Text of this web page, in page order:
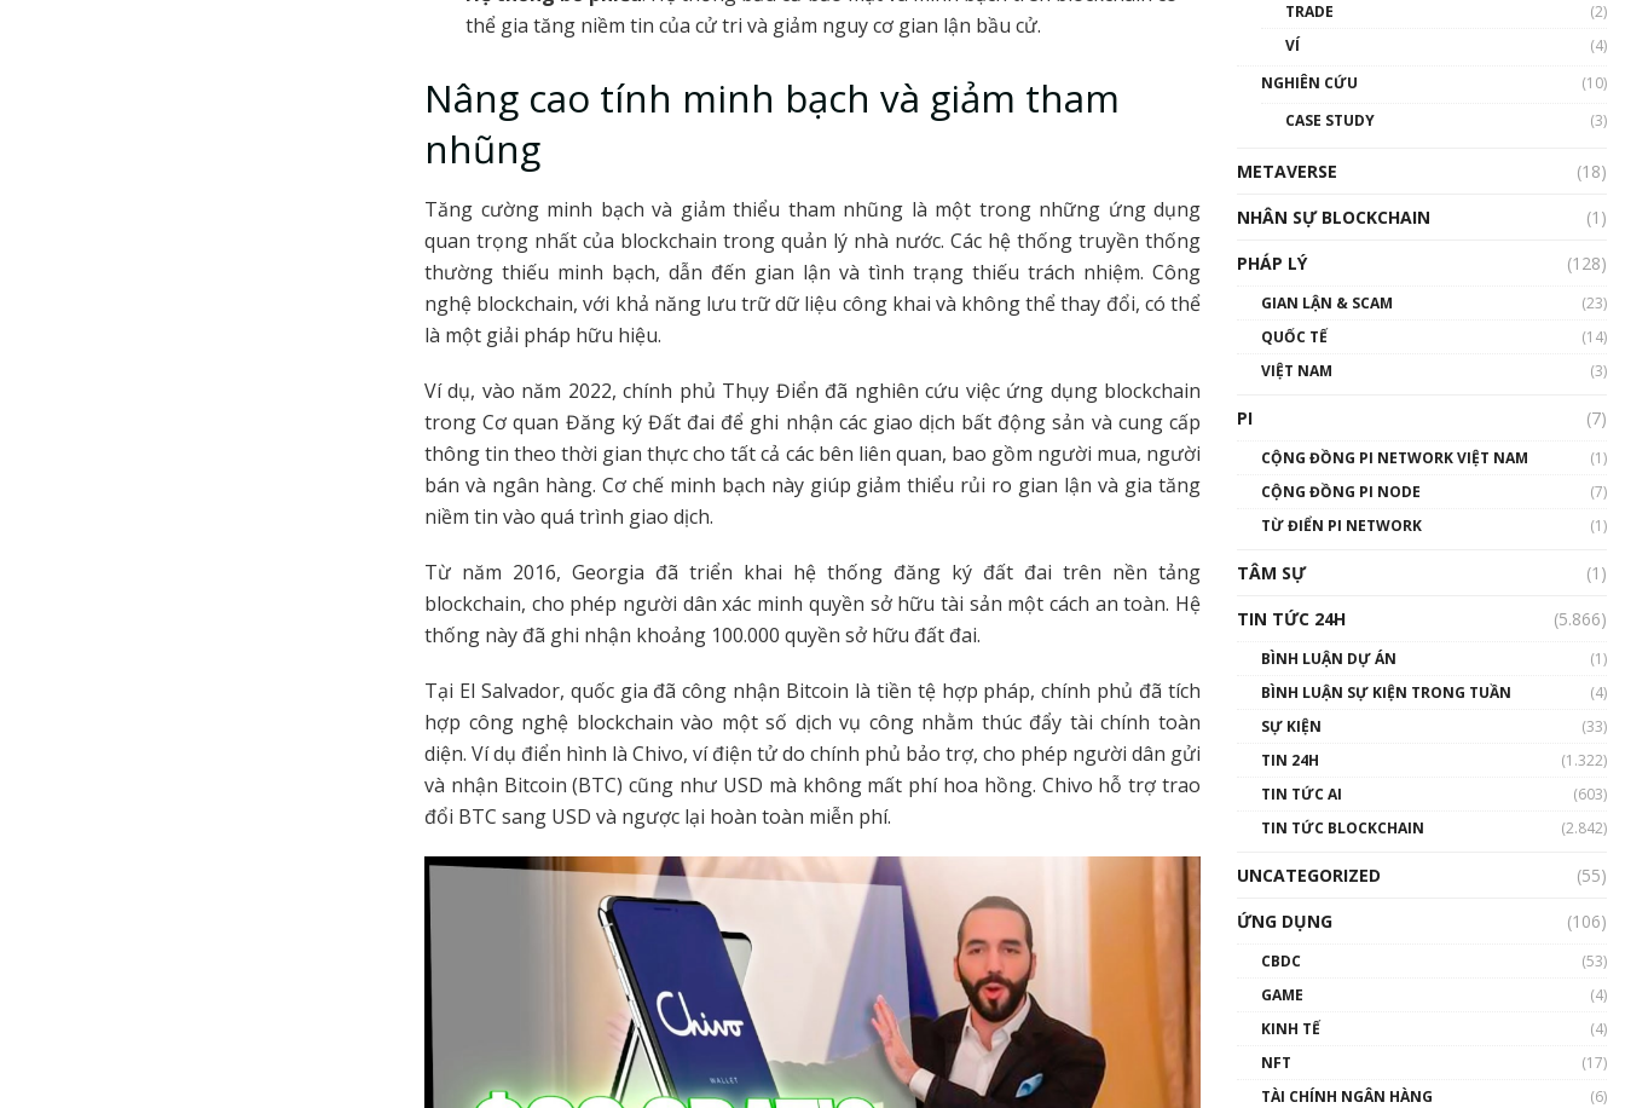
thể gia tăng niềm tin của cử tri và giảm nguy cơ gian lận bầu cử.
Nâng cao tính minh bạch và giảm tham
nhũng
Tăng cường minh bạch và giảm thiểu tham nhũng là một trong những ứng dụng
quan trọng nhất của blockchain trong quản lý nhà nước. Các hệ thống truyền thống
thường thiếu minh bạch, dẫn đến gian lận và tình trạng thiếu trách nhiệm. Công
nghệ blockchain, với khả năng lưu trữ dữ liệu công khai và không thể thay đổi, có thể
là một giải pháp hữu hiệu.
Ví dụ, vào năm 2022, chính phủ Thụy Điển đã nghiên cứu việc ứng dụng blockchain
trong Cơ quan Đăng ký Đất đai để ghi nhận các giao dịch bất động sản và cung cấp
thông tin theo thời gian thực cho tất cả các bên liên quan, bao gồm người mua, người
bán và ngân hàng. Cơ chế minh bạch này giúp giảm thiểu rủi ro gian lận và gia tăng
niềm tin vào quá trình giao dịch.
Từ năm 2016, Georgia đã triển khai hệ thống đăng ký đất đai trên nền tảng
blockchain, cho phép người dân xác minh quyền sở hữu tài sản một cách an toàn. Hệ
thống này đã ghi nhận khoảng 100.000 quyền sở hữu đất đai.
Tại El Salvador, quốc gia đã công nhận Bitcoin là tiền tệ hợp pháp, chính phủ đã tích
hợp công nghệ blockchain vào một số dịch vụ công nhằm thúc đẩy tài chính toàn
diện. Ví dụ điển hình là Chivo, ví điện tử do chính phủ bảo trợ, cho phép người dân gửi
và nhận Bitcoin (BTC) cũng như USD mà không mất phí hoa hồng. Chivo hỗ trợ trao
đổi BTC sang USD và ngược lại hoàn toàn miễn phí.
01:34:46
01:32:59
Talkshow17: Mùa đông
Crypto – Chiếc khăn gió ấm
01:49:30
Talkshow 14: MemeCoin –
TRADE
(2)
VÍ
(4)
NGHIÊN CỨU
(10)
CASE STUDY
(3)
METAVERSE
(18)
NHÂN SỰ BLOCKCHAIN
(1)
PHÁP LÝ
(128)
GIAN LẬN & SCAM
(23)
QUỐC TẾ
(14)
VIỆT NAM
(3)
PI (7)
CỘNG ĐỒNG PI NETWORK VIỆT NAM
(1)
CỘNG ĐỒNG PI NODE
(7)
TỪ ĐIỂN PI NETWORK
(1)
TÂM SỰ
(1)
TIN TỨC 24H
(5.866)
BÌNH LUẬN DỰ ÁN
(1)
BÌNH LUẬN SỰ KIỆN TRONG TUẦN
(4)
SỰ KIỆN
(33)
TIN 24H
(1.322)
TIN TỨC AI
(603)
TIN TỨC BLOCKCHAIN
(2.842)
UNCATEGORIZED
(55)
ỨNG DỤNG
(106)
CBDC
(53)
GAME
(4)
KINH TẾ
(4)
NFT
(17)
TÀI CHÍNH NGÂN HÀNG
(6)